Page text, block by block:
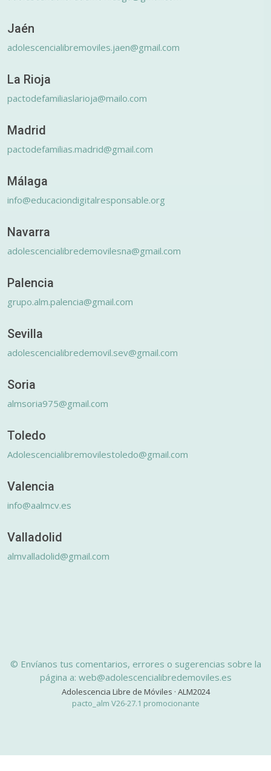
Jaén
adolescencialibremoviles.jaen@gmail.com
La Rioja
pactodefamiliaslarioja@mailo.com
Madrid
pactodefamilias.madrid@gmail.com
Málaga
info@educaciondigitalresponsable.org
Navarra
adolescencialibredemovilesna@gmail.com
Palencia
grupo.alm.palencia@gmail.com
Sevilla
adolescencialibredemovil.sev@gmail.com
Soria
almsoria975@gmail.com
Toledo
Adolescencialibremovilestoledo@gmail.com
Valencia
info@aalmcv.es
Valladolid
almvalladolid@gmail.com
© Envíanos tus comentarios, errores o sugerencias sobre la
página a: web@adolescencialibredemoviles.es
Adolescencia Libre de Móviles · ALM2024
pacto_alm V26-27.1 promocionante